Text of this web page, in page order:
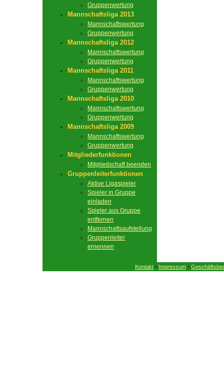
Gruppenwertung
Mannschaftsliga 2013
Mannschaftswertung
Gruppenwertung
Mannschaftsliga 2012
Mannschaftswertung
Gruppenwertung
Mannschaftsliga 2011
Mannschaftswertung
Gruppenwertung
Mannschaftsliga 2010
Mannschaftswertung
Gruppenwertung
Mannschaftsliga 2009
Mannschaftswertung
Gruppenwertung
Mitgliederfunktionen
Mitgliedschaft beenden
Gruppenleiterfunktionen
Aktive Ligaspieler
Spieler in Gruppe
einladen
Spieler aus Gruppe
entfernen
Mannschaftsaufstellung
Gruppenleiter
ernennen
Kontakt • Impressum •